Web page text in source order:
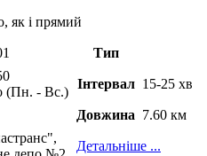
як і прямий
Тип
(Пн. - Вс.)
Інтервал 15-25 хв
Довжина 7.60 км
Детальніше ...